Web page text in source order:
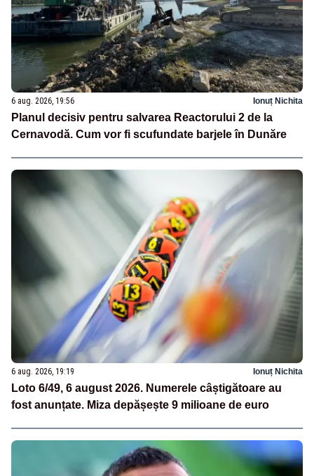
6 aug. 2026, 19:56 Ionuț Nichita
Planul decisiv pentru salvarea Reactorului 2 de la
Cernavodă. Cum vor fi scufundate barjele în Dunăre
6 aug. 2026, 19:19 Ionuț Nichita
Loto 6/49, 6 august 2026. Numerele câștigătoare au
fost anunțate. Miza depășește 9 milioane de euro